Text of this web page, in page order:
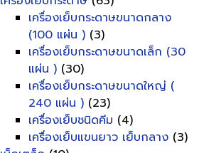
เครื่องเย็บกระดาษขนาดกลาง
(100 แผ่น ) (3)
เครื่องเย็บกระดาษขนาดเล็ก (30
แผ่น ) (30)
เครื่องเย็บกระดาษขนาดใหญ่ (
240 แผ่น ) (23)
เครื่องเย็บชนิดคีม (4)
เครื่องเย็บแขนยาว เย็บกลาง (3)